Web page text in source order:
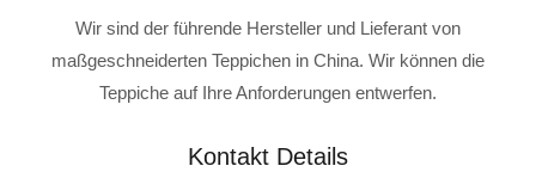
Wir sind der führende Hersteller und Lieferant von
maßgeschneiderten Teppichen in China. Wir können die
Teppiche auf Ihre Anforderungen entwerfen.
Kontakt Details